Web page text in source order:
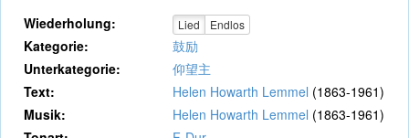
Wiederholung: Lied Endlos
Kategorie:
鼓励
Unterkategorie:
仰望主
Text:
Helen Howarth Lemmel (1863-1961)
Musik:
Helen Howarth Lemmel (1863-1961)